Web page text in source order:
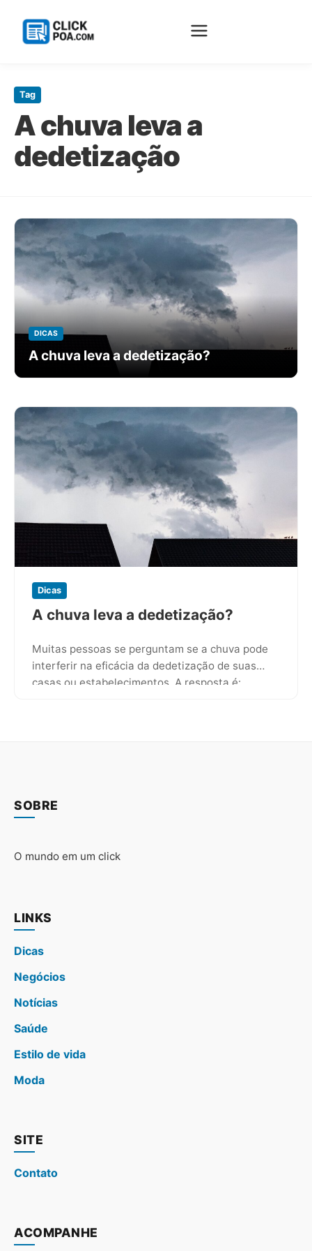
para
conteúdo
Tag
A chuva leva a
dedetização
DICAS
A chuva leva a dedetização?
Dicas
A chuva leva a dedetização?
Muitas pessoas se perguntam se a chuva pode
interferir na eficácia da dedetização de suas
casas ou estabelecimentos. A resposta é:
SOBRE
O mundo em um click
LINKS
Dicas
Negócios
Notícias
Saúde
Estilo de vida
Moda
SITE
Contato
ACOMPANHE